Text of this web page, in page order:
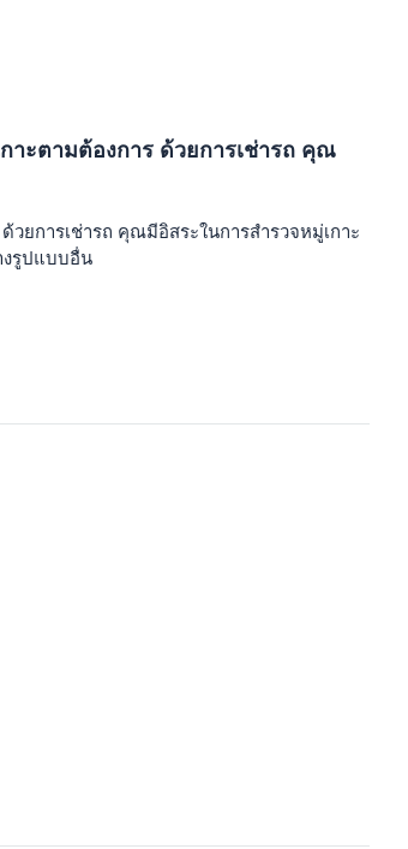
าะตามต้องการ ด้วยการเช่ารถ คุณ
ยการเช่ารถ คุณมีอิสระในการสำรวจหมู่เกาะ
งรูปแบบอื่น